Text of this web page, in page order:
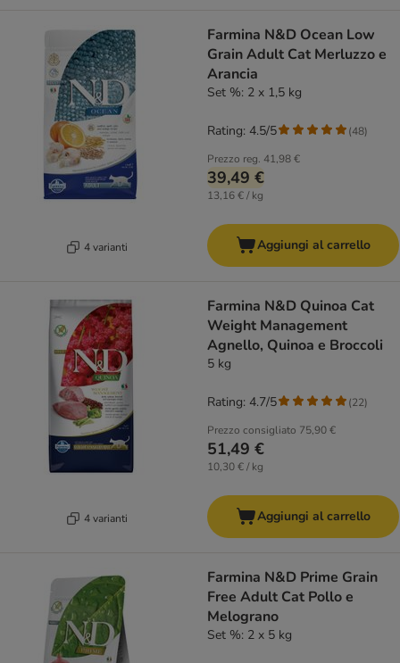
4 varianti
Farmina N&D Ocean Low
Grain Adult Cat Merluzzo e
Arancia
Set %: 2 x 1,5 kg
Prezzo reg. 41,98 €
39,49 €
13,16 € / kg
Rating: 4.5/5 (48)
Aggiungi al carrello
4 varianti
Farmina N&D Quinoa Cat
Weight Management
Agnello, Quinoa e Broccoli
5 kg
Prezzo consigliato 75,90 €
51,49 €
10,30 € / kg
Rating: 4.7/5 (22)
Aggiungi al carrello
Farmina N&D Prime Grain
Free Adult Cat Pollo e
Melograno
Set %: 2 x 5 kg